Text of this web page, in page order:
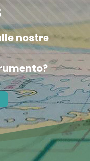
nostre